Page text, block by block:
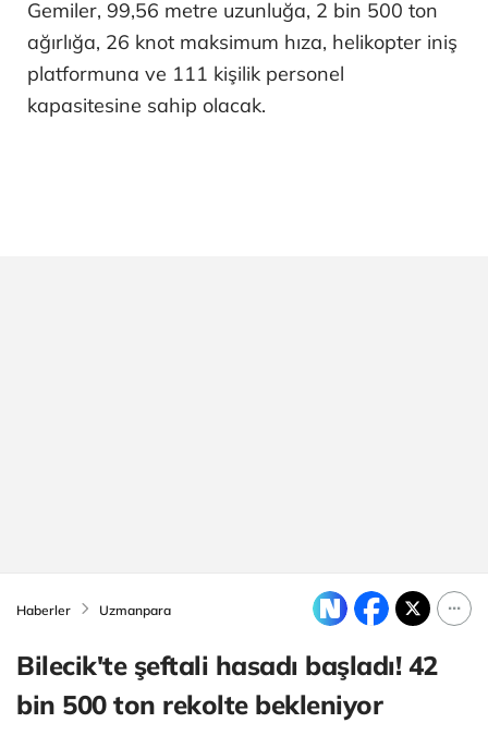
Gemiler, 99,56 metre uzunluğa, 2 bin 500 ton
ağırlığa, 26 knot maksimum hıza, helikopter iniş
platformuna ve 111 kişilik personel
kapasitesine sahip olacak.
Haberler Uzmanpara
Bilecik'te şeftali hasadı başladı! 42
bin 500 ton rekolte bekleniyor